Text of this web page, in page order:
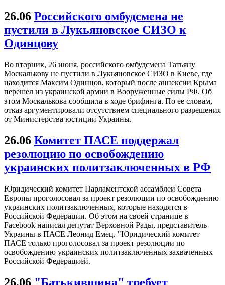
26.06 Российского омбудсмена не
пустили в Лукьяновское СИЗО к
Одинцову
Во вторник, 26 июня, российского омбудсмена Татьяну
Москалькову не пустили в Лукьяновское СИЗО в Киеве, где
находится Максим Одинцов, который после аннексии Крыма
перешел из украинской армии в Вооруженные силы РФ. Об
этом Москалькова сообщила в ходе брифинга. По ее словам,
отказ аргументировали отсутствием специального разрешения
от Министерства юстиции Украины.
26.06 Комитет ПАСЕ поддержал
резолюцию по освобождению
украинских политзаключенных в РФ
Юридический комитет Парламентской ассамблеи Совета
Европы проголосовал за проект резолюции по освобождению
украинских политзаключенных, которые находятся в
Российской Федерации. Об этом на своей странице в
Facebook написал депутат Верховной Рады, представитель
Украины в ПАСЕ Леонид Емец. "Юридический комитет
ПАСЕ только проголосовал за проект резолюции по
освобождению украинских политзаключенных захваченных
Российской Федерацией.
26.06 "Батькивщина" требует